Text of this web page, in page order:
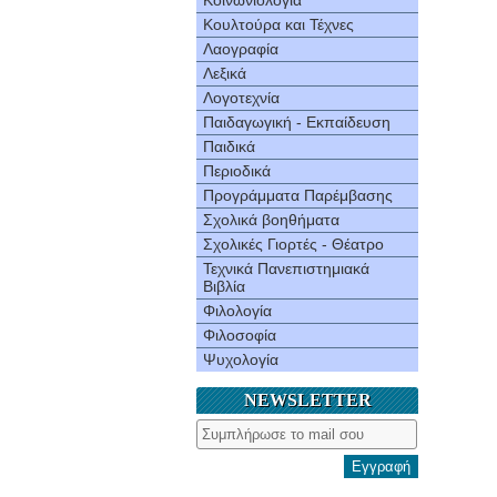
Κουλτούρα και Τέχνες
Λαογραφία
Λεξικά
Λογοτεχνία
Παιδαγωγική - Εκπαίδευση
Παιδικά
Περιοδικά
Προγράμματα Παρέμβασης
Σχολικά βοηθήματα
Σχολικές Γιορτές - Θέατρο
Τεχνικά Πανεπιστημιακά
Βιβλία
Φιλολογία
Φιλοσοφία
Ψυχολογία
NEWSLETTER
Εγγραφή